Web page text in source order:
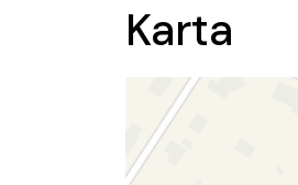
Karta